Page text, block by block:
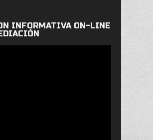
INFORMATIVA ON-LINE